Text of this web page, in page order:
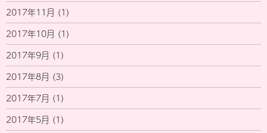
2017年11月 (1)
2017年10月 (1)
2017年9月 (1)
2017年8月 (3)
2017年7月 (1)
2017年5月 (1)